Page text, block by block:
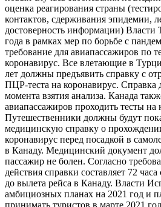
оценка реагирования страны
контактов, сдерживания эпидемии,
достоверность информации) Власти
года в рамках мер по борьбе с
требование для авиапассажиров по
коронавирус. Все влетающие в
лет должны предъявить справку с
ПЦР-теста на коронавирус. Справка
момента взятия анализа. Канада
авиапассажиров проходить тесты на
Путешественники должны будут
медицинскую справку о
коронавирус перед посадкой в
в Канаду. Медицинский документ
пассажир не болен. Согласно
действия справки составляет 72
до вылета рейса в Канаду. Власти
амбициозных планах на 2021 год и
принимать туристов в марте 2021